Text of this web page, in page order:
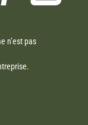
n’est pas